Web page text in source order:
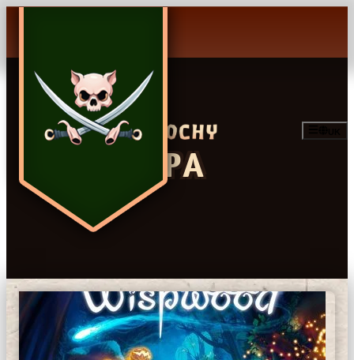
ГРА